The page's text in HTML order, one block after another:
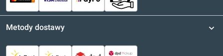
Metody dostawy